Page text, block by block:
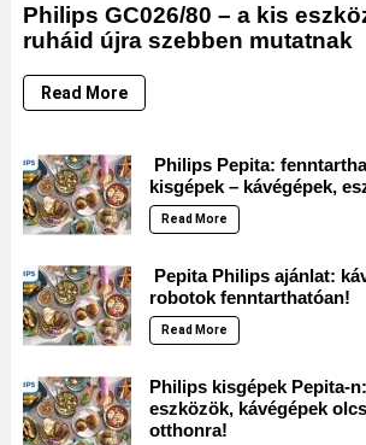
Philips GC026/80 – a kis
ruháid újra szebben mutatnak
Read More
Philips Pepita:
kisgépek – kávégépek,
Read More
Pepita Philips ajánlat:
robotok fenntarthatóan!
Read More
Philips kisgépek Pepita-
eszközök, kávégépek
otthonra!